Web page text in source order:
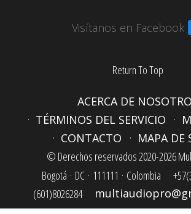
Visítanos en Facebook
Return To Top
ACERCA DE
TÉRMINOS DEL SERVICIO
CONTACTO
MAPA DE
© Derechos reservados 2020-2026
Bogotá · DC · 111111 · Colombia
(601)8026284